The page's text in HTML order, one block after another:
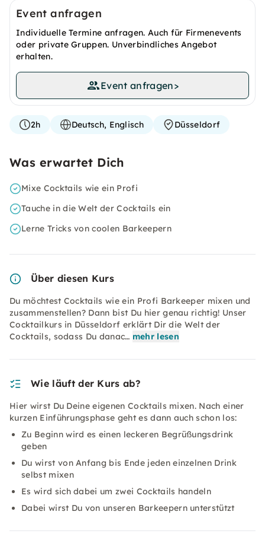
Event anfragen
Individuelle Termine anfragen. Auch für Firmenevents
oder private Gruppen. Unverbindliches Angebot
erhalten.
Event anfragen>
2h Deutsch, Englisch Düsseldorf
Was erwartet Dich
Mixe Cocktails wie ein Profi
Tauche in die Welt der Cocktails ein
Lerne Tricks von coolen Barkeepern
Über diesen Kurs
Du möchtest Cocktails wie ein Profi Barkeeper mixen und
zusammenstellen? Dann bist Du hier genau richtig! Unser
Cocktailkurs in Düsseldorf erklärt Dir die Welt der
Cocktails, sodass Du danac… mehr lesen
Wie läuft der Kurs ab?
Hier wirst Du Deine eigenen Cocktails mixen. Nach einer
kurzen Einführungsphase geht es dann auch schon los:
Zu Beginn wird es einen leckeren Begrüßungsdrink
geben
Du wirst von Anfang bis Ende jeden einzelnen Drink
selbst mixen
Es wird sich dabei um zwei Cocktails handeln
Dabei wirst Du von unseren Barkeepern unterstützt